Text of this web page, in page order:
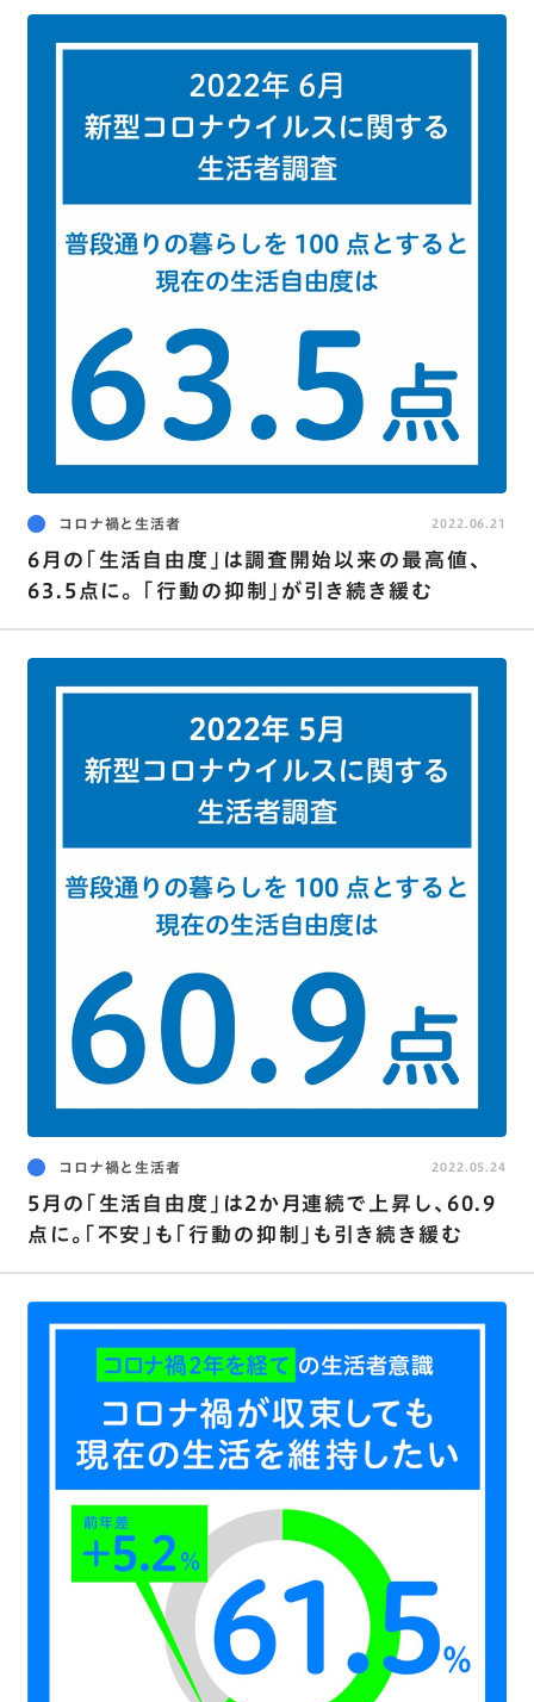
コロナ禍と生活者
6月の｢生活自由度｣は調査開始以来の最高値､
63.5点に。 ｢行動の抑制｣が引き続き緩む
2022.06.21
コロナ禍と生活者
5月の｢生活自由度｣は2か月連続で上昇し､60.9
点に。｢不安｣も｢行動の抑制｣も引き続き緩む
2022.05.24